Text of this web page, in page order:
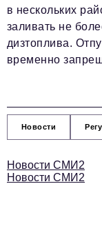
в нескольких
заливать не
дизтоплива.
временно
Новости
Новости СМИ2
Новости СМИ2